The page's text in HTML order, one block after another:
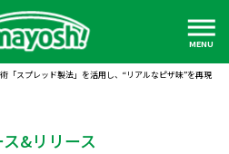
MENU
「スプレッド製法」を活用し、“リアルなピザ味”を再現‼
&リリース